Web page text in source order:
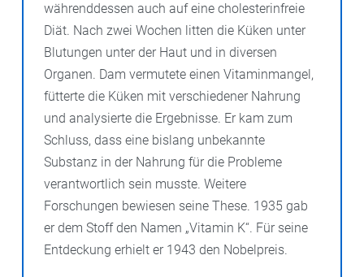
Vitamin-K-Aufnahme durch bestimmte Lebensmittel
beispielsweise mit einer leicht erhöhten Marcumar-
Dosierung ausgleichen.
währenddessen auch auf eine cholesterinfreie
Diät. Nach zwei Wochen litten die Küken unter
Blutungen unter der Haut und in diversen
Organen. Dam vermutete einen Vitaminmangel,
fütterte die Küken mit verschiedener Nahrung
und analysierte die Ergebnisse. Er kam zum
Schluss, dass eine bislang unbekannte
Substanz in der Nahrung für die Probleme
verantwortlich sein musste. Weitere
Forschungen bewiesen seine These. 1935 gab
er dem Stoff den Namen „Vitamin K“. Für seine
Entdeckung erhielt er 1943 den Nobelpreis.